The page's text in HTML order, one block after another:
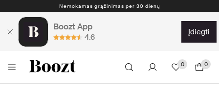
Nemokamas grąžinimas per 30 dienų
Boozt App
4.6
įdiegti
0 0